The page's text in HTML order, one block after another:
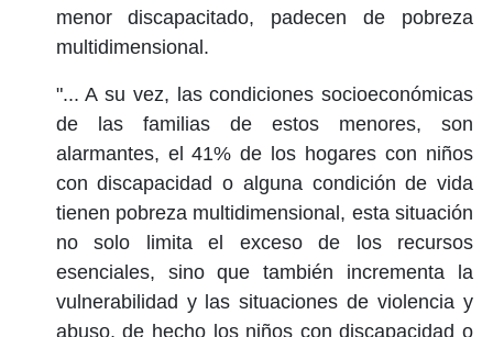
menor discapacitado, padecen de pobreza
multidimensional.
"... A su vez, las condiciones socioeconómicas
de las familias de estos menores, son
alarmantes, el 41% de los hogares con niños
con discapacidad o alguna condición de vida
tienen pobreza multidimensional, esta situación
no solo limita el exceso de los recursos
esenciales, sino que también incrementa la
vulnerabilidad y las situaciones de violencia y
abuso, de hecho los niños con discapacidad o